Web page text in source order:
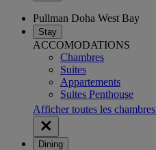
Pullman Doha West Bay
Stay
ACCOMODATIONS
Chambres
Suites
Appartements
Suites Penthouse
Afficher toutes les chambres
Dining